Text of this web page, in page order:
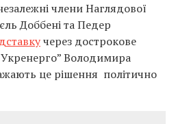
члени Наглядової
Доббені та Педер
через дострокове
Володимира
це рішення політично